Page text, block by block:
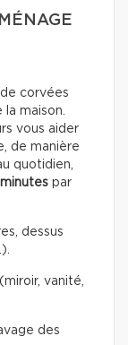
corvées
maison.
vous aider
de manière
quotidien,
par
dessus
vanité,
des